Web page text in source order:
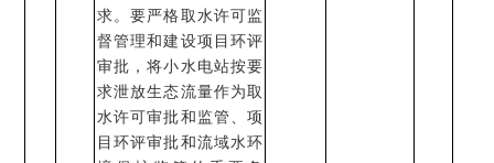
求。要严格取水许可监
督管理和建设项目环评
审批，将小水电站按要
求泄放生态流量作为取
水许可审批和监管、项
目环评审批和流域水环